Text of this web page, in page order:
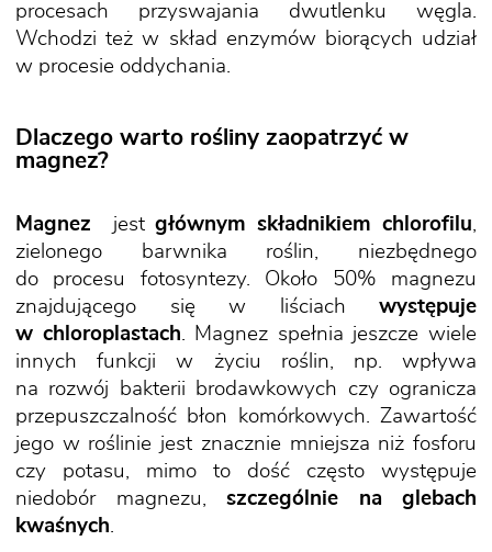
procesach przyswajania dwutlenku węgla.
Wchodzi też w skład enzymów biorących udział
w procesie oddychania.
Dlaczego warto rośliny zaopatrzyć w
magnez?
Magnez jestgłównym składnikiem chlorofilu
zielonego barwnika roślin, niezbędnego
do procesu fotosyntezy. Około 50% magnezu
znajdującego się w liściach występuje
w chloroplastach . Magnez spełnia jeszcze wiele
innych funkcji w życiu roślin, np. wpływa
na rozwój bakterii brodawkowych czy ogranicza
przepuszczalność błon komórkowych. Zawartość
jego w roślinie jest znacznie mniejsza niż fosforu
czy potasu, mimo to dość często występuje
niedobór magnezu, szczególnie na glebach
kwaśnych